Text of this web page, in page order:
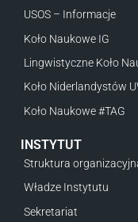
USOS – Informacje
Koło Naukowe IG
Lingwistyczne Koło
Koło Niderlandystów
Koło Naukowe #TAG
INSTYTUT
Struktura
Władze Instytutu
Sekretariat